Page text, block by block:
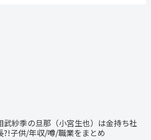
武紗季の旦那（小宮生也）は金持ち社
?!子供/年収/噂/職業をまとめ